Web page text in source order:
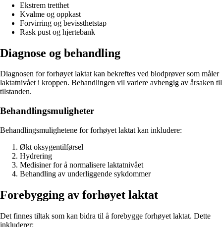
Ekstrem tretthet
Kvalme og oppkast
Forvirring og bevissthetstap
Rask pust og hjertebank
Diagnose og behandling
Diagnosen for forhøyet laktat kan bekreftes ved blodprøver som måler
laktatnivået i kroppen. Behandlingen vil variere avhengig av årsaken til
tilstanden.
Behandlingsmuligheter
Behandlingsmulighetene for forhøyet laktat kan inkludere:
Økt oksygentilførsel
Hydrering
Medisiner for å normalisere laktatnivået
Behandling av underliggende sykdommer
Forebygging av forhøyet laktat
Det finnes tiltak som kan bidra til å forebygge forhøyet laktat. Dette
inkluderer: